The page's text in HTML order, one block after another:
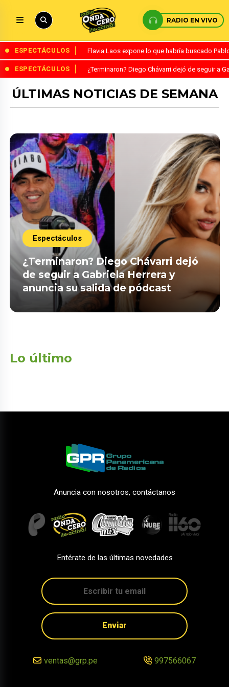
RADIO EN VIVO
ESPECTÁCULOS Flavia Laos expone lo que habría buscado
ESPECTÁCULOS ¿Terminaron? Diego Chávarri dejó de seguir a
ÚLTIMAS NOTICIAS DE SEMANA
Espectáculos
¿Terminaron? Diego Chávarri dejó
de seguir a Gabriela Herrera y
anuncia su salida de pódcast
Lo último
Anuncia con nosotros, contáctanos
Entérate de las últimas novedades
Enviar
ventas@grp.pe 997566067